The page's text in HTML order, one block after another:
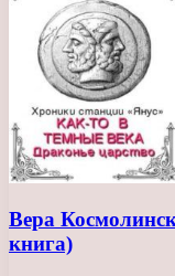
Вера
книга)